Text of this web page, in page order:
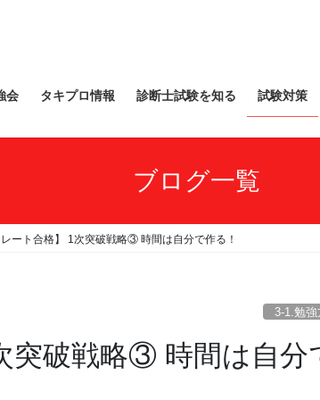
会 タキプロ情報 診断士試験を知る 試験対策
ブログ一覧
レート合格】 1次突破戦略③ 時間は自分で作る！
3-1.勉
突破戦略③ 時間は自分